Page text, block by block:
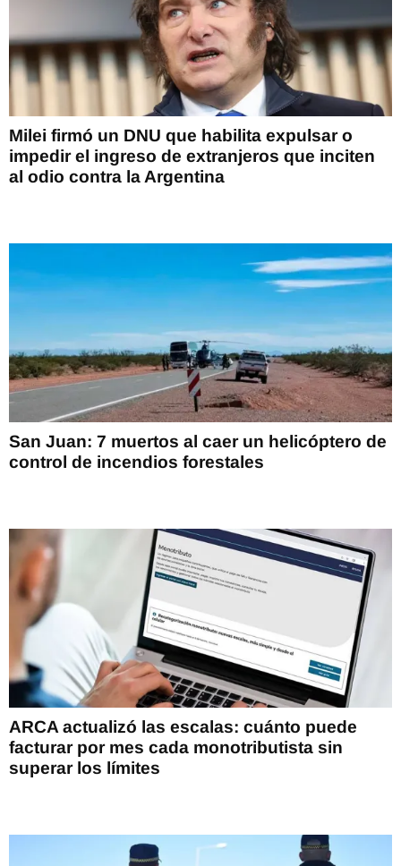
Milei firmó un DNU que habilita expulsar o
impedir el ingreso de extranjeros que inciten
al odio contra la Argentina
San Juan: 7 muertos al caer un helicóptero de
control de incendios forestales
ARCA actualizó las escalas: cuánto puede
facturar por mes cada monotributista sin
superar los límites